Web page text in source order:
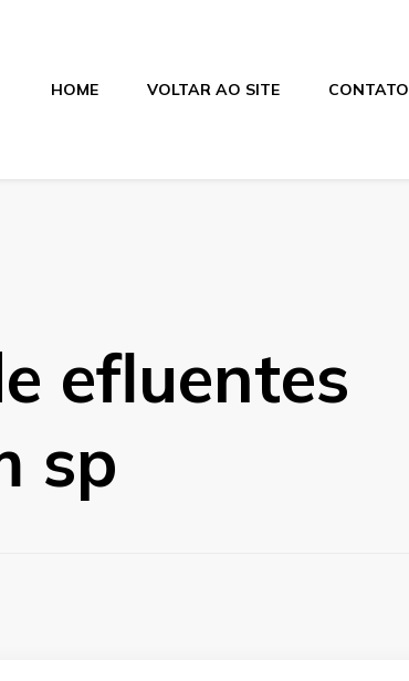
HOME VOLTAR AO SITE CONTATO
efluentes
sp